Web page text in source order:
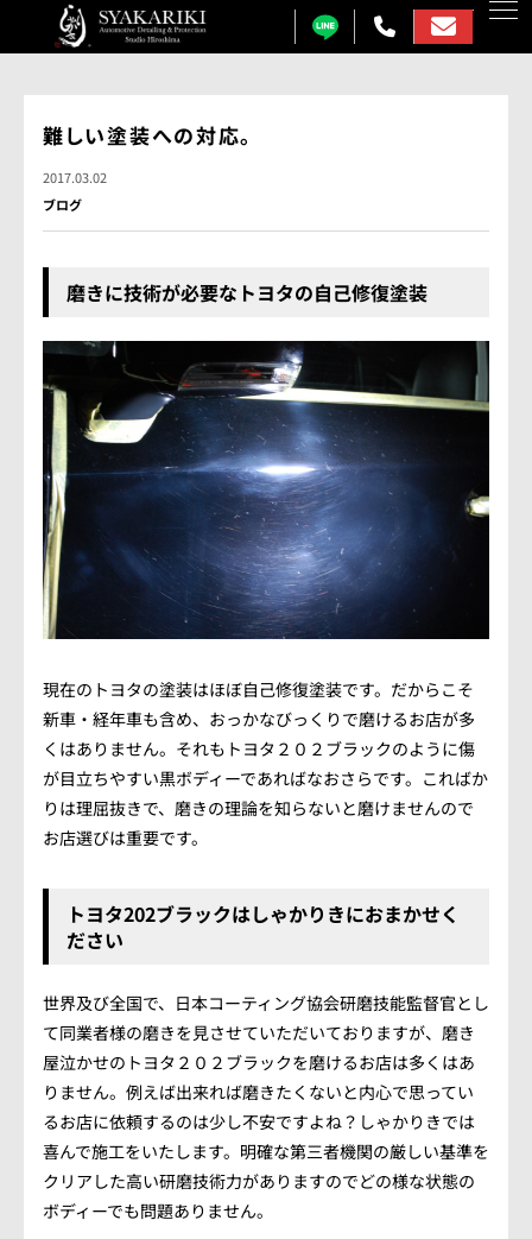
プロテクションフィルム
カーフィルム
カーラッピング
ガラス研磨
しゃかりきについて
施工事例
各メニュー料金表
会社概要
アクセス情報
お気軽にお問い合わせください。
TEL.082-225-7355
LINEでお問い合わせ
難しい塗装への対応。
2017.03.02
ブログ
磨きに技術が必要なトヨタの自己修復塗装
現在のトヨタの塗装はほぼ自己修復塗装です。だからこそ
新車・経年車も含め、おっかなびっくりで磨けるお店が多
くはありません。それもトヨタ２０２ブラックのように傷
が目立ちやすい黒ボディーであればなおさらです。こればか
りは理屈抜きで、磨きの理論を知らないと磨けませんので
お店選びは重要です。
トヨタ202ブラックはしゃかりきにおまかせく
ださい
世界及び全国で、日本コーティング協会研磨技能監督官とし
て同業者様の磨きを見させていただいておりますが、磨き
屋泣かせのトヨタ２０２ブラックを磨けるお店は多くはあ
りません。例えば出来れば磨きたくないと内心で思ってい
るお店に依頼するのは少し不安ですよね？しゃかりきでは
喜んで施工をいたします。明確な第三者機関の厳しい基準を
クリアした高い研磨技術力がありますのでどの様な状態の
ボディーでも問題ありません。